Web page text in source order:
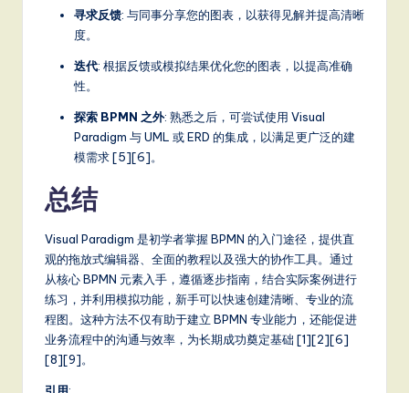
寻求反馈: 与同事分享您的图表，以获得见解并提高清晰
度。
迭代: 根据反馈或模拟结果优化您的图表，以提高准确
性。
探索 BPMN 之外: 熟悉之后，可尝试使用 Visual
Paradigm 与 UML 或 ERD 的集成，以满足更广泛的建
模需求 [5][6]。
总结
Visual Paradigm 是初学者掌握 BPMN 的入门途径，提供直
观的拖放式编辑器、全面的教程以及强大的协作工具。通过
从核心 BPMN 元素入手，遵循逐步指南，结合实际案例进行
练习，并利用模拟功能，新手可以快速创建清晰、专业的流
程图。这种方法不仅有助于建立 BPMN 专业能力，还能促进
业务流程中的沟通与效率，为长期成功奠定基础 [1][2][6]
[8][9]。